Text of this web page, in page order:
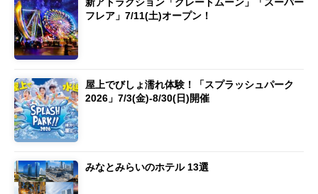
新アトラクション「グレートムーン」「スーパー
フレア」7/11(土)オープン！
屋上でびしょ濡れ体験！「スプラッシュパーク
2026」7/3(金)-8/30(日)開催
みなとみらいのホテル 13選